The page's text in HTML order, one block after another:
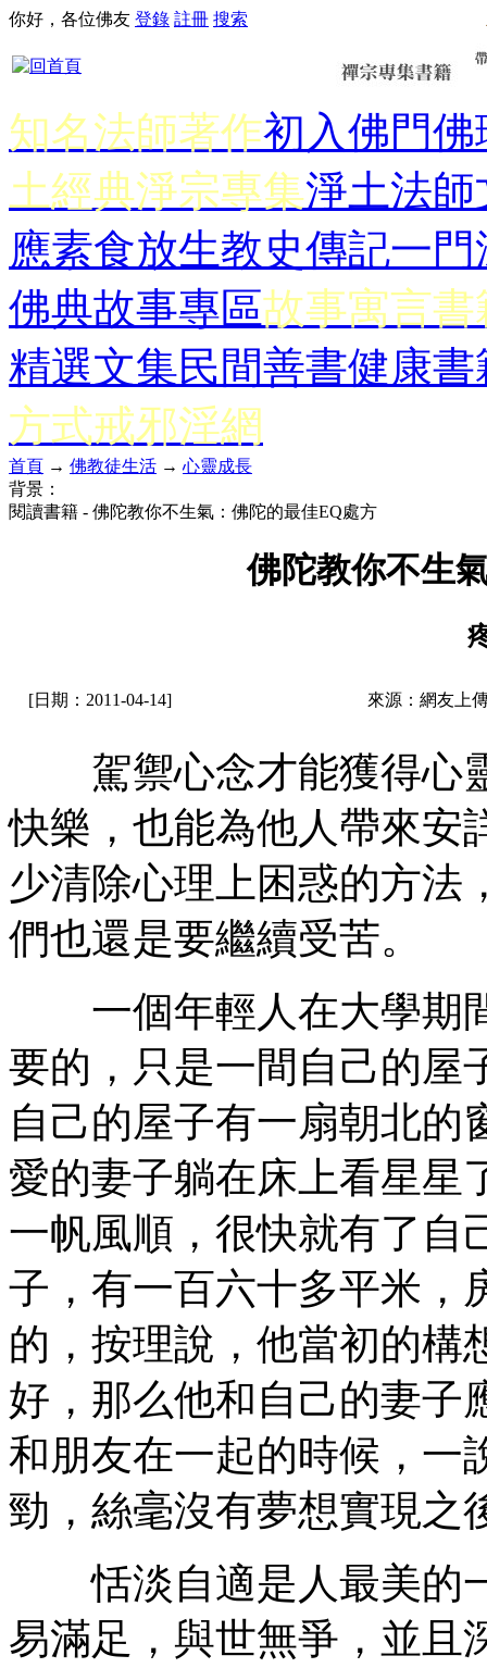
你好，各位佛友 登錄 註冊 搜索
知名法師著作初入佛門佛
土經典淨宗專集淨土法師
應素食放生教史傳記一門
佛典故事專區故事寓言書
精選文集民間善書健康書
方式戒邪淫網
首頁 → 佛教徒生活 → 心靈成長
背景：
閱讀書籍 - 佛陀教你不生氣：佛陀的最佳EQ處方
佛陀教你不生
[日期：2011-04-14] 來源：網友上
駕禦心念才能獲得心
快樂，也能為他人帶來安
少清除心理上困惑的方法
們也還是要繼續受苦。
一個年輕人在大學期
要的，只是一間自己的屋
自己的屋子有一扇朝北的
愛的妻子躺在床上看星星
一帆風順，很快就有了自
子，有一百六十多平米，
的，按理說，他當初的構
好，那么他和自己的妻子
和朋友在一起的時候，一
勁，絲毫沒有夢想實現之
恬淡自適是人最美的
易滿足，與世無爭，並且